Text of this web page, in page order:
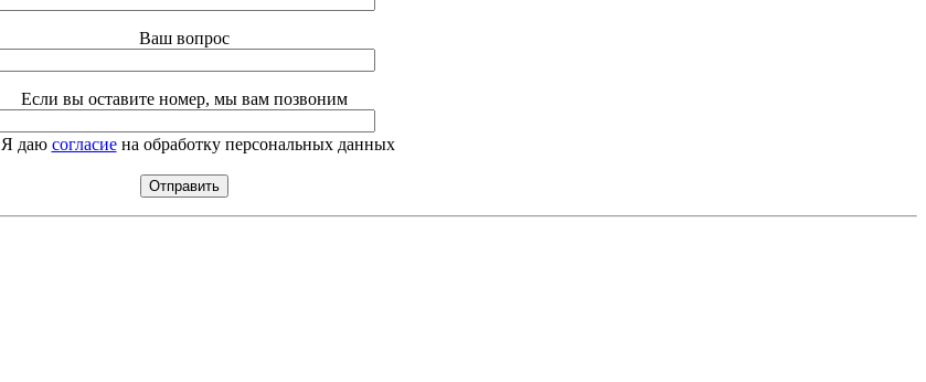
Ваш вопрос
Если вы оставите номер, мы вам позвоним
Я даю согласиена обработку персональных данных